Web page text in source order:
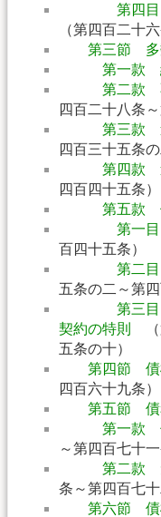
第四
（第四百二十六
第三節 多
第一款
第二款
四百二十八条
第三款
四百三十五条の
第四款
四百四十五条）
第五款
第一
百四十五条）
第二
五条の二～第
第三
契約の特則
（
五条の十）
第四節 債
四百六十九条）
第五節 債
第一款
～第四百七十一
第二款
条～第四百七十
第六節 債